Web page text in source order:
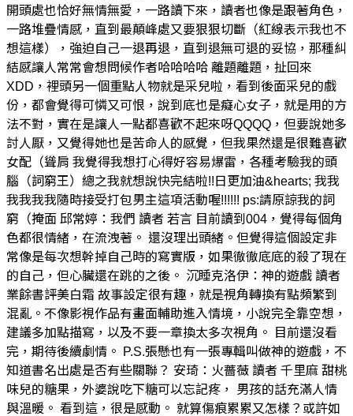
開頭處也恰好無情無愛，一路讀下來，讀者也像是跟著角色，
一路堆疊情感，直到最顛峰處又要狠狠切斷（紅線表示我也不
想這樣），強迫自己一退再退，直到退無可退的妥協，那種糾
結感讓人常常會想問候作者哈哈哈哈 離題離題，扯回來
XDD，裡頭另一個重點人物就是采兒啦，看到後面采兒的戲
份，都會覺得可憐又可恨，說到底也是癡心女子，就是用的方
法不對，實在是讓人一點都喜歡不起來呀QQQQ，但要說她多
討人厭，又覺得她也是苦命人的感覺，但我果然還是很難喜歡
女配（聳肩 我覺得我想打心得好容易爆雷，各種考驗我的頭
腦（詞窮王）總之我就想說快完結啦!!日更加油&hearts; 我我
我我我我隨時接受打包男主這項活動喔!!!!!! ps:請原諒我的詞
窮（掩面 邱常婷：我們 讀者 若言 目前讀到004，覺得每個角
色都很情緒，在流洩著。 還沒理出頭緒。但覺得這個設定非
常像是每次想幹掉自己時的寫實版，如果徹徹底底的殺了現在
的自己，但心臟還在跳的之後。 沉睡克洛伊：神的遊戲 讀者
業餘書評美白霜 故事設定很有趣，就是視角轉換有點頻繁到
混亂。不像影視作品有畫面輔助進入情境，小說完全靠空想，
建議多加點描寫，以及不要一章換太多次視角。 目前還沒看
完，期待後續劇情。 P.S.張懸也有一張專輯叫做神的遊戲，不
知道書名出處是否有些關聯？ 安琦：火薔薇 讀者 千里麻 甜桃
味兒的糖果，外婆說吃下糖可以忘記疼， 男孩的話充滿人情
與溫暖。 看到這，很是感動。 就算傷痕累累又怎樣？或許如